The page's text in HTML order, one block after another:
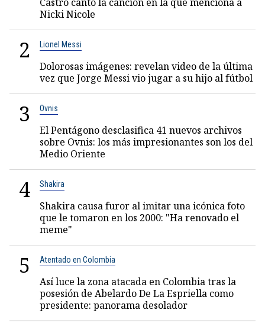
Nicki Nicole
2 Lionel Messi
Dolorosas imágenes: revelan video de la última
vez que Jorge Messi vio jugar a su hijo al fútbol
3 Ovnis
El Pentágono desclasifica 41 nuevos archivos
sobre Ovnis: los más impresionantes son los del
Medio Oriente
4 Shakira
Shakira causa furor al imitar una icónica foto
que le tomaron en los 2000: "Ha renovado el
meme"
5 Atentado en Colombia
Así luce la zona atacada en Colombia tras la
posesión de Abelardo De La Espriella como
presidente: panorama desolador